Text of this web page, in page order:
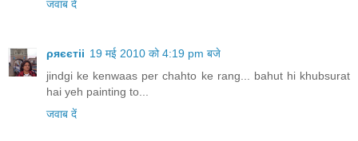
जवाब दें
ρяєєтii 19 मई 2010 को 4:19 pm बजे
jindgi ke kenwaas per chahto ke rang... bahut hi khubsurat
hai yeh painting to...
जवाब दें